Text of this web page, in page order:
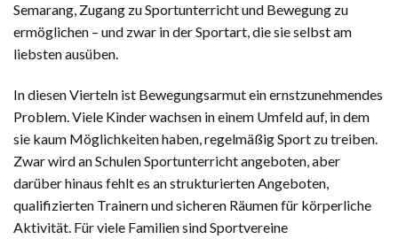
Semarang, Zugang zu Sportunterricht und Bewegung zu
ermöglichen – und zwar in der Sportart, die sie selbst am
liebsten ausüben.
In diesen Vierteln ist Bewegungsarmut ein ernstzunehmendes
Problem. Viele Kinder wachsen in einem Umfeld auf, in dem
sie kaum Möglichkeiten haben, regelmäßig Sport zu treiben.
Zwar wird an Schulen Sportunterricht angeboten, aber
darüber hinaus fehlt es an strukturierten Angeboten,
qualifizierten Trainern und sicheren Räumen für körperliche
Aktivität. Für viele Familien sind Sportvereine